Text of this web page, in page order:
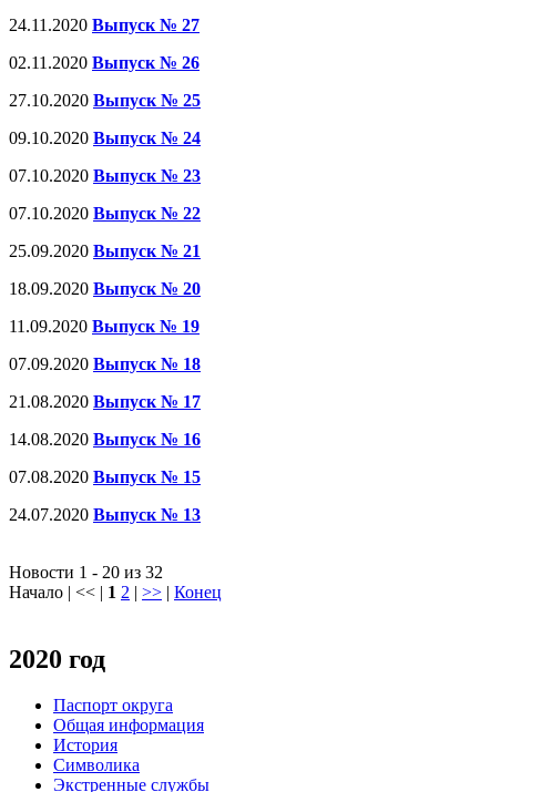
24.11.2020 Выпуск № 27
02.11.2020 Выпуск № 26
27.10.2020 Выпуск № 25
09.10.2020 Выпуск № 24
07.10.2020 Выпуск № 23
07.10.2020 Выпуск № 22
25.09.2020 Выпуск № 21
18.09.2020 Выпуск № 20
11.09.2020 Выпуск № 19
07.09.2020 Выпуск № 18
21.08.2020 Выпуск № 17
14.08.2020 Выпуск № 16
07.08.2020 Выпуск № 15
24.07.2020 Выпуск № 13
Новости 1 - 20 из 32
Начало | << | 1 2 | >> | Конец
2020 год
Паспорт округа
Общая информация
История
Символика
Экстренные службы